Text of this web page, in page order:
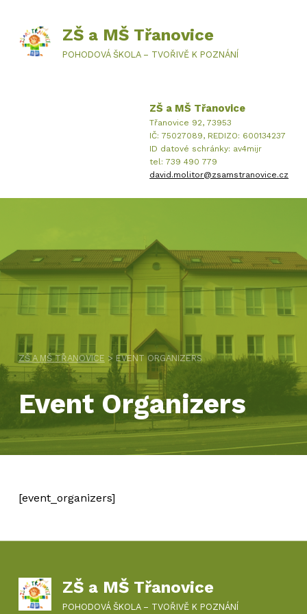
ZŠ a MŠ Třanovice
POHODOVÁ ŠKOLA – TVOŘIVĚ K POZNÁNÍ
ZŠ a MŠ Třanovice
Třanovice 92, 73953
IČ: 75027089, REDIZO: 600134237
ID datové schránky: av4mijr
tel: 739 490 779
david.molitor@zsamstranovice.cz
ZŠ A MŠ TŘANOVICE > EVENT ORGANIZERS
Event Organizers
[event_organizers]
ZŠ a MŠ Třanovice
POHODOVÁ ŠKOLA – TVOŘIVĚ K POZNÁNÍ